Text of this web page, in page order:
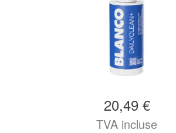
20,49 €
TVA incluse